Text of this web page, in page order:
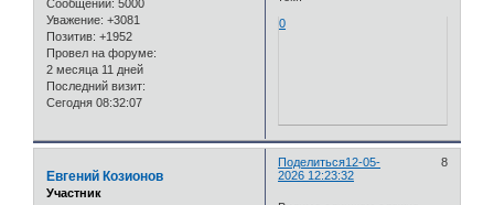
Сообщений: 5000
Уважение: +3081
Позитив: +1952
Провел на форуме:
2 месяца 11 дней
Последний визит:
Сегодня 08:32:07
0
Поделиться 8
12-05-
2026 12:23:32
Евгений Козионов
Участник